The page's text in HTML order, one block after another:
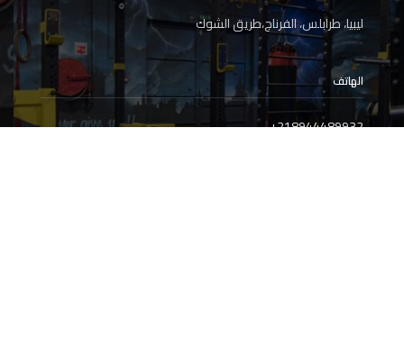
ليبيا، طرابلس، الفرناج،طريق الشوك
الهاتف
218944489932
+